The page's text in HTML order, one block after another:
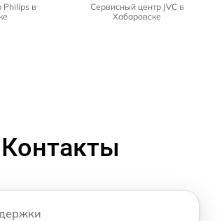
Philips в
Сервисный центр JVC в
Хабаровске
Контакты